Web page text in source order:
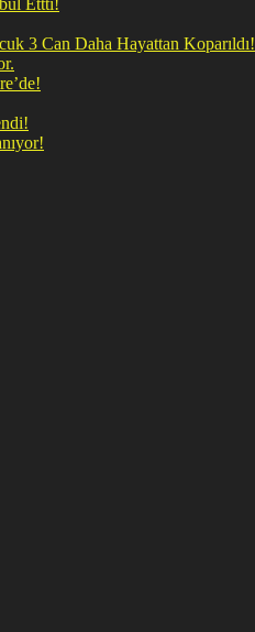
Ettti!
3 Can Daha Hayattan Koparıldı!